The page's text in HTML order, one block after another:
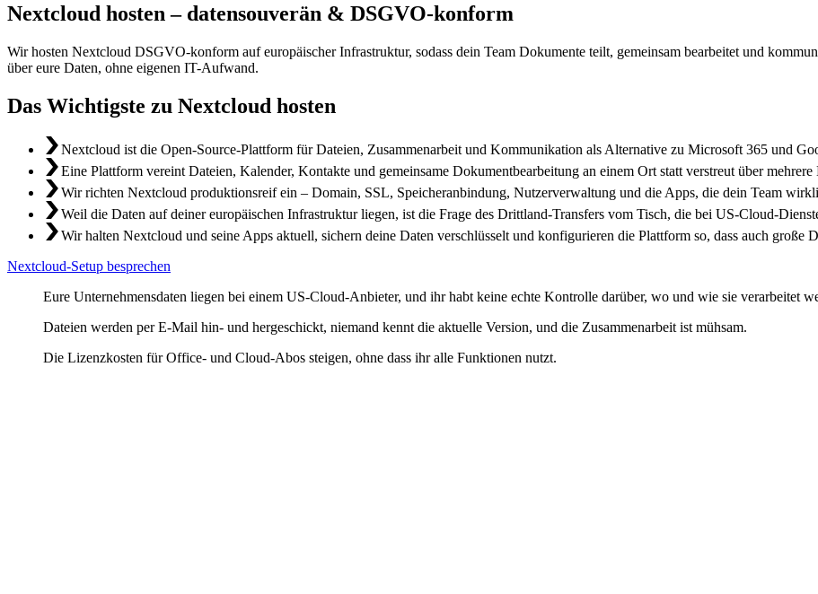
Nextcloud hosten – datensouverän & DSGVO-konform
Wir hosten Nextcloud DSGVO-konform auf europäischer Infrastruktur, sodass dein Team Dokumente teilt, gemeinsam bearbeitet und
über eure Daten, ohne eigenen IT-Aufwand.
Das Wichtigste zu Nextcloud hosten
Nextcloud ist die Open-Source-Plattform für Dateien, Zusammenarbeit und Kommunikation als Alternative zu Microsoft 365 und
Eine Plattform vereint Dateien, Kalender, Kontakte und gemeinsame Dokumentbearbeitung an einem Ort statt verstreut über mehrere
Wir richten Nextcloud produktionsreif ein – Domain, SSL, Speicheranbindung, Nutzerverwaltung und die Apps, die dein Team
Weil die Daten auf deiner europäischen Infrastruktur liegen, ist die Frage des Drittland-Transfers vom Tisch, die bei US-Cloud-
Wir halten Nextcloud und seine Apps aktuell, sichern deine Daten verschlüsselt und konfigurieren die Plattform so, dass auch große
Nextcloud-Setup besprechen
Eure Unternehmensdaten liegen bei einem US-Cloud-Anbieter, und ihr habt keine echte Kontrolle darüber, wo und wie sie verarbeitet
Dateien werden per E-Mail hin- und hergeschickt, niemand kennt die aktuelle Version, und die Zusammenarbeit ist mühsam.
Die Lizenzkosten für Office- und Cloud-Abos steigen, ohne dass ihr alle Funktionen nutzt.